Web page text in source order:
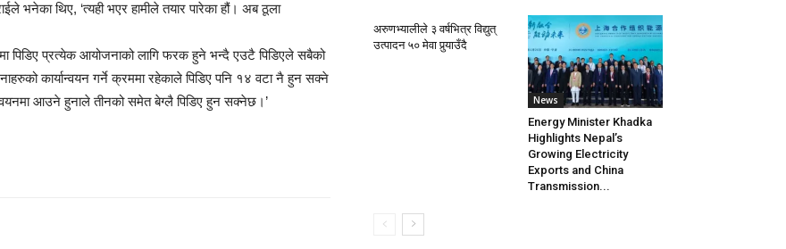
भनेका थिए, ‘त्यही भएर हामीले तयार पारेका हौं। अब ठूला
पिडिए प्रत्येक आयोजनाको लागि फरक हुने भन्दै एउटै पिडिएले सबैको
कार्यान्वयन गर्ने क्रममा रहेकाले पिडिए पनि १४ वटा नै हुन सक्ने
आउने हुनाले तीनको समेत बेग्लै पिडिए हुन सक्नेछ।’
अरुणभ्यालीले ३ वर्षभित्र विद्युत्
उत्पादन ५० मेवा पुर्‍याउँदै
News
Energy Minister Khadka
Highlights Nepal’s
Growing Electricity
Exports and China
Transmission...